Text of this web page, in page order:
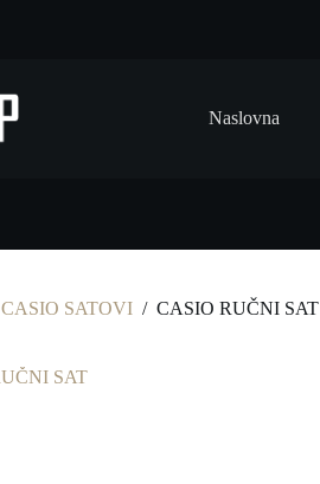
Naslovna
CASIO SATOVI / CASIO RUČNI SAT